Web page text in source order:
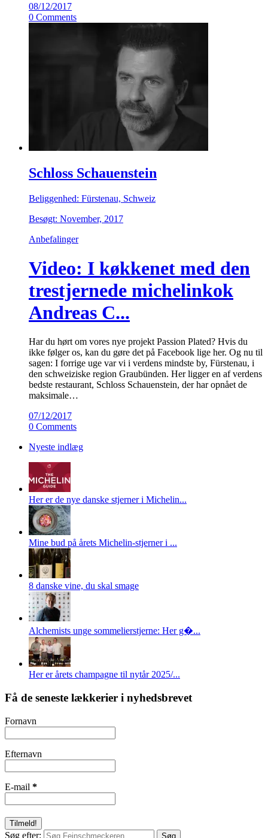
08/12/2017
0 Comments
Schloss Schauenstein
Beliggenhed: Fürstenau, Schweiz
Besøgt: November, 2017
Anbefalinger
Video: I køkkenet med den
trestjernede michelinkok
Andreas C...
Har du hørt om vores nye projekt Passion Plated? Hvis du
ikke følger os, kan du gøre det på Facebook lige her. Og nu til
sagen: I forrige uge var vi i verdens mindste by, Fürstenau, i
den schweiziske region Graubünden. Her ligger en af verdens
bedste restaurant, Schloss Schauenstein, der har opnået de
maksimale…
07/12/2017
0 Comments
Nyeste indlæg
Her er de nye danske stjerner i Michelin...
Mine bud på årets Michelin-stjerner i ...
8 danske vine, du skal smage
Alchemists unge sommelierstjerne: Her g�...
Her er årets champagne til nytår 2025/...
Få de seneste lækkerier i nyhedsbrevet
Fornavn
Efternavn
E-mail *
Søg efter: